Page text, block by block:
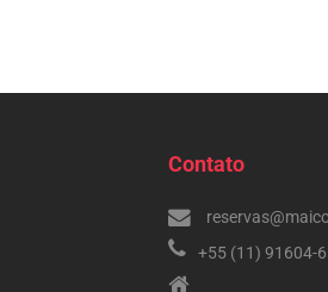
Contato
+55 (11) 91604-